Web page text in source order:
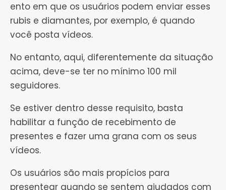
ento em que os usuários podem enviar esses
rubis e diamantes, por exemplo, é quando
você posta vídeos.
No entanto, aqui, diferentemente da situação
acima, deve-se ter no mínimo 100 mil
seguidores.
Se estiver dentro desse requisito, basta
habilitar a função de recebimento de
presentes e fazer uma grana com os seus
vídeos.
Os usuários são mais propícios para
presentear quando se sentem ajudados com